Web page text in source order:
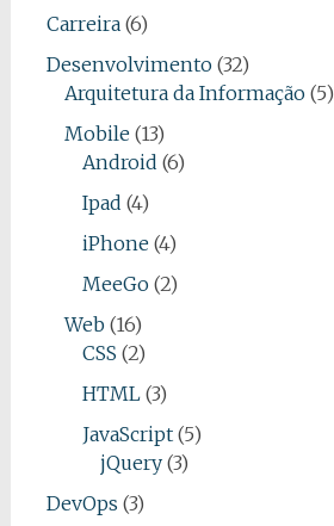
Carreira(6)
Desenvolvimento(32)
Arquitetura da Informação(5)
Mobile (13)
Android (6)
Ipad (4)
iPhone (4)
MeeGo(2)
Web (16)
CSS (2)
HTML(3)
JavaScript(5)
jQuery(3)
DevOps (3)